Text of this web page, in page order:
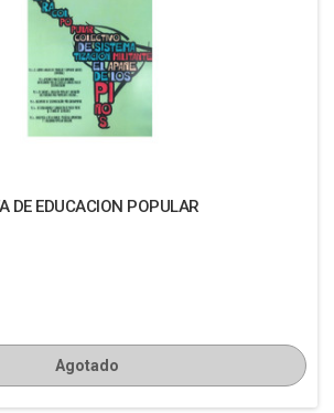
DE EDUCACION POPULAR
Agotado